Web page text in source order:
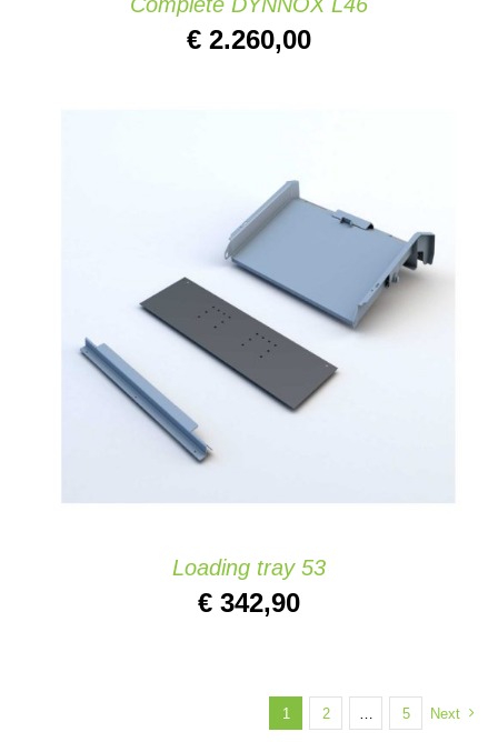
€ 2.260,00
AGGIUNGI AL CARRELLO
Loading tray 53
€ 342,90
1 2 5 Next